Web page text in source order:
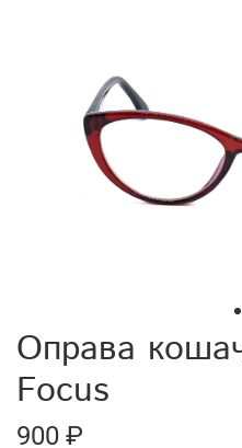
Оправа
Focus
900 ₽